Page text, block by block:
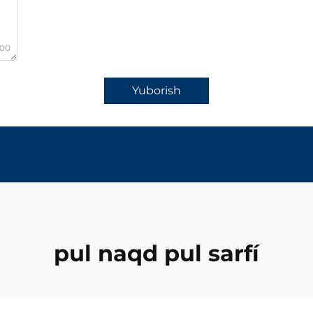
Yuborish
pul naqd pul sarfí